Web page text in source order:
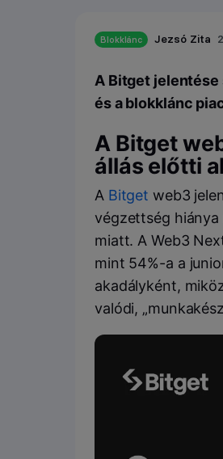
Blokklánc Jezsó Zita
A Bitget jelentése
és a blokklánc
A Bitget
állás előtti
A Bitget web3
végzettség hiánya
miatt. A Web3
mint 54%-a a
akadályként,
valódi,